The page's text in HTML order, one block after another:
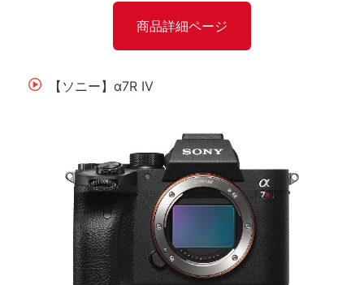
商品詳細ページ
【ソニー】α7R IV